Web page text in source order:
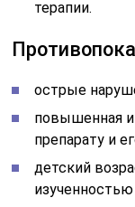
терапии.
острые
повышенная
препарату и
детский